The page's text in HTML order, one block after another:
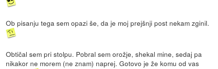
Ob pisanju tega sem opazi še, da je moj prejšnji post nekam zginil.
Obtičal sem pri stolpu. Pobral sem orožje, shekal mine, sedaj pa
nikakor ne morem (ne znam) naprej. Gotovo je že komu od vas